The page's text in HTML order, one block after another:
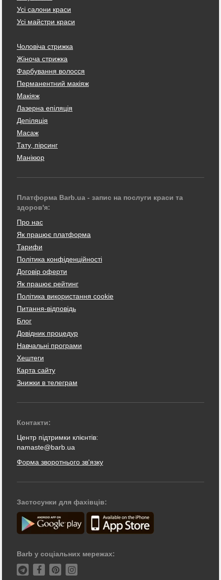
Усі салони краси
Усі майстри краси
Чоловіча стрижка
Жіноча стрижка
Фарбування волосся
Перманентний макіяж
Макіяж
Лазерна епіляція
Депіляція
Масаж
Тату, пірсинг
Манікюр
Платформа Barb.ua - запис на послуги краси та
здоров'я:
Про нас
Як працює платформа
Тарифи
Політика конфіденційності
Договір оферти
Як працює рейтинг
Політика використання cookie
Питання-відповідь
Блог
Довідник процедур
Навчальні програми
Хештеги
Карта сайту
Знижки в телеграм
Контакти:
Центр підтримки клієнтів:
namaste@barb.ua
Форма зворотнього зв'язку
Застосунки для фахівців:
Barb у соціальних мережах: